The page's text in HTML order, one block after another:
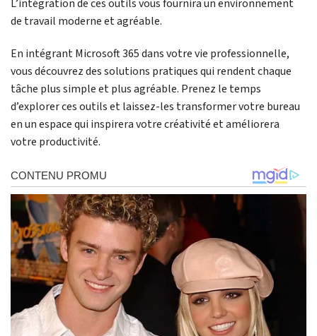
L’intégration de ces outils vous fournira un environnement
de travail moderne et agréable.
En intégrant Microsoft 365 dans votre vie professionnelle,
vous découvrez des solutions pratiques qui rendent chaque
tâche plus simple et plus agréable. Prenez le temps
d’explorer ces outils et laissez-les transformer votre bureau
en un espace qui inspirera votre créativité et améliorera
votre productivité.